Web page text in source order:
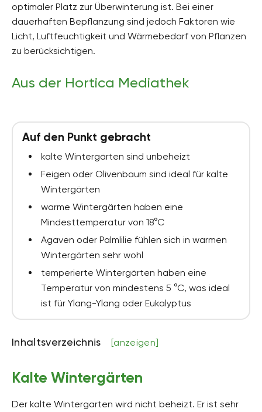
optimaler Platz zur Überwinterung ist. Bei einer
dauerhaften Bepflanzung sind jedoch Faktoren wie
Licht, Luftfeuchtigkeit und Wärmebedarf von Pflanzen
zu berücksichtigen.
Aus der Hortica Mediathek
Auf den Punkt gebracht
kalte Wintergärten sind unbeheizt
Feigen oder Olivenbaum sind ideal für kalte
Wintergärten
warme Wintergärten haben eine
Mindesttemperatur von 18°C
Agaven oder Palmlilie fühlen sich in warmen
Wintergärten sehr wohl
temperierte Wintergärten haben eine
Temperatur von mindestens 5 °C, was ideal
ist für Ylang-Ylang oder Eukalyptus
Inhaltsverzeichnis [anzeigen]
Kalte Wintergärten
Der kalte Wintergarten wird nicht beheizt. Er ist sehr